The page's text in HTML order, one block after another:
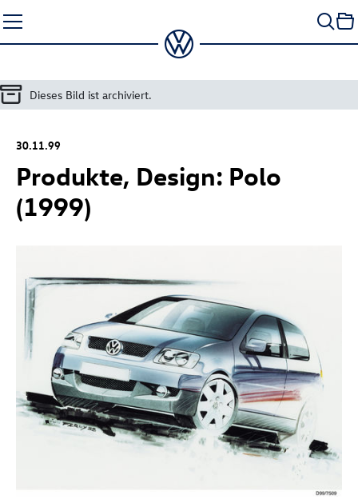
Seiteninhalt
springen
Dieses Bild ist archiviert.
30.11.99
Produkte, Design: Polo
(1999)